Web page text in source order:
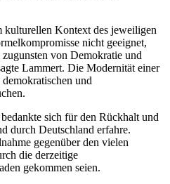
kulturellen Kontext des jeweiligen
nicht geeignet,
von Demokratie und
Lammert. Die Modernität einer
und
sich für den Rückhalt und
durch Deutschland erfahre.
gegenüber den vielen
die derzeitige
gekommen seien.